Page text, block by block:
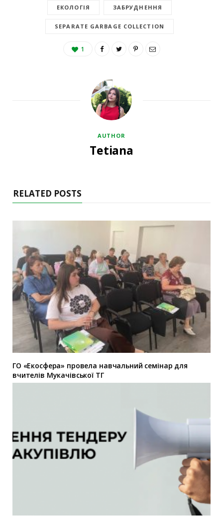
ЕКОЛОГІЯ ЗАБРУДНЕННЯ
SEPARATE GARBAGE COLLECTION
1
AUTHOR
Tetiana
RELATED POSTS
ГО «Екосфера» провела навчальний семінар для
вчителів Мукачівської ТГ